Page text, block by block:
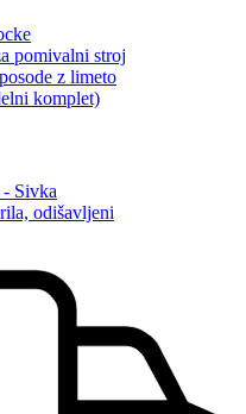
pomivalni stroj
z limeto
komplet)
Sivka
odišavljeni